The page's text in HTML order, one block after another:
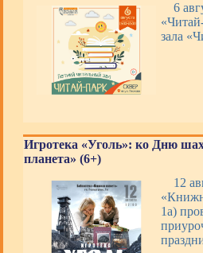
6
зала
Игротека «Уголь»: ко Дню
планета» (6+)
12
1а)